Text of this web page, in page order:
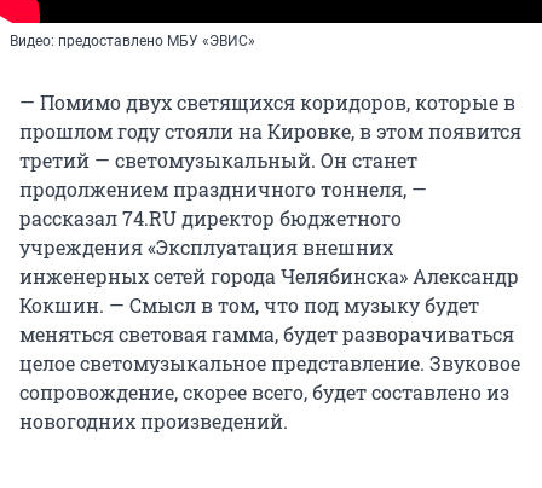
Видео: предоставлено МБУ «ЭВИС»
— Помимо двух светящихся коридоров, которые в
прошлом году стояли на Кировке, в этом появится
третий — светомузыкальный. Он станет
продолжением праздничного тоннеля, —
рассказал 74.RU директор бюджетного
учреждения «Эксплуатация внешних
инженерных сетей города Челябинска» Александр
Кокшин. — Смысл в том, что под музыку будет
меняться световая гамма, будет разворачиваться
целое светомузыкальное представление. Звуковое
сопровождение, скорее всего, будет составлено из
новогодних произведений.